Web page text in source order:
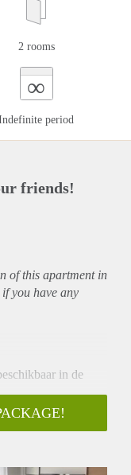
2 rooms
∞
period
friends!
of this apartmentin
you have any
in de
locatie in Lelystad
stadsleven. Dit